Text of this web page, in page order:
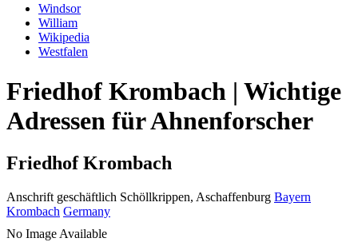
Windsor
William
Wikipedia
Westfalen
Friedhof Krombach | Wichtige
Adressen für Ahnenforscher
Friedhof Krombach
Anschrift geschäftlich Schöllkrippen, Aschaffenburg Bayern
Krombach Germany
No Image Available